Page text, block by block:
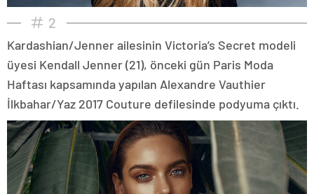
2
Kardashian/Jenner ailesinin Victoria’s Secret modeli
üyesi Kendall Jenner (21), önceki gün Paris Moda
Haftası kapsamında yapılan Alexandre Vauthier
İlkbahar/Yaz 2017 Couture defilesinde podyuma çıktı.